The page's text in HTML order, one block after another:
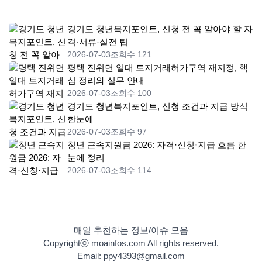
경기도 청년복지포인트, 신청 전 꼭 알아야 할 자
격·서류·실전 팁
2026-07-03조회수 121
평택 진위면 일대 토지거래허가구역 재지정, 핵
심 정리와 실무 안내
2026-07-03조회수 100
경기도 청년복지포인트, 신청 조건과 지급 방식
한눈에
2026-07-03조회수 97
청년 근속지원금 2026: 자격·신청·지급 흐름 한
눈에 정리
2026-07-03조회수 114
매일 추천하는 정보/이슈 모음
Copyrightⓒ moainfos.com All rights reserved.
Email: ppy4393@gmail.com